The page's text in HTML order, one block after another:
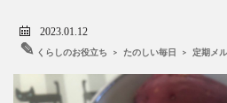
2023.01.12
✎ くらしのお役立ち >たのしい毎日 >定期メ